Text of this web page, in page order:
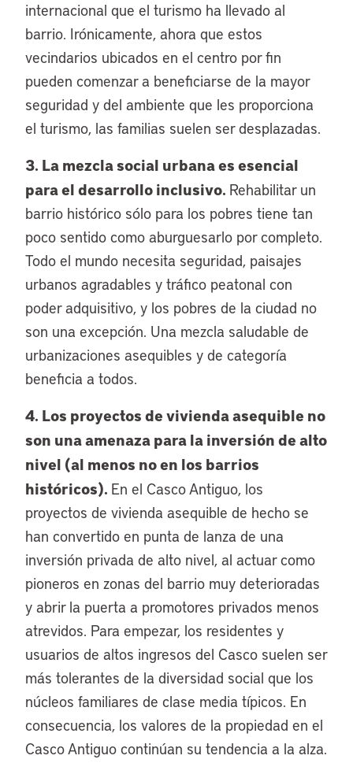
internacional que el turismo ha llevado al
barrio. Irónicamente, ahora que estos
vecindarios ubicados en el centro por fin
pueden comenzar a beneficiarse de la mayor
seguridad y del ambiente que les proporciona
el turismo, las familias suelen ser desplazadas.
3. La mezcla social urbana es esencial
para el desarrollo inclusivo. Rehabilitar un
barrio histórico sólo para los pobres tiene tan
poco sentido como aburguesarlo por completo.
Todo el mundo necesita seguridad, paisajes
urbanos agradables y tráfico peatonal con
poder adquisitivo, y los pobres de la ciudad no
son una excepción. Una mezcla saludable de
urbanizaciones asequibles y de categoría
beneficia a todos.
4. Los proyectos de vivienda asequible no
son una amenaza para la inversión de alto
nivel (al menos no en los barrios
históricos). En el Casco Antiguo, los
proyectos de vivienda asequible de hecho se
han convertido en punta de lanza de una
inversión privada de alto nivel, al actuar como
pioneros en zonas del barrio muy deterioradas
y abrir la puerta a promotores privados menos
atrevidos. Para empezar, los residentes y
usuarios de altos ingresos del Casco suelen ser
más tolerantes de la diversidad social que los
núcleos familiares de clase media típicos. En
consecuencia, los valores de la propiedad en el
Casco Antiguo continúan su tendencia a la alza.